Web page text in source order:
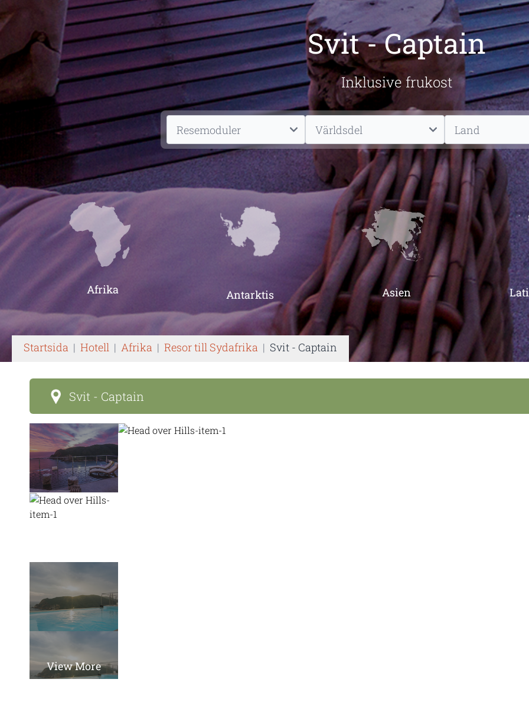
Svit - Captain
Inklusive frukost
Afrika Antarktis Asien
Startsida | Hotell | Afrika | Resor till Sydafrika | Svit - Captain
Svit - Captain
View More